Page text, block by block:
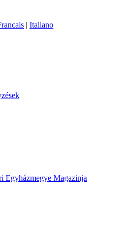
| Italiano
Egyházmegye Magazinja